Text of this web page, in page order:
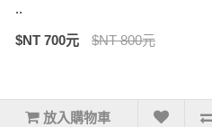
..
$NT 700元 $NT 800元
放入購物車